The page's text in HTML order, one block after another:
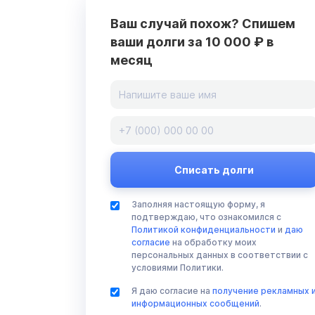
Ваш случай похож? Спишем
ваши долги за 10 000 ₽ в
месяц
Заполняя настоящую форму, я
подтверждаю, что ознакомился с
Политикой конфиденциальности и даю
согласие на обработку моих
персональных данных в соответствии с
условиями Политики.
Я даю согласие на получение рекламных
информационных сообщений.